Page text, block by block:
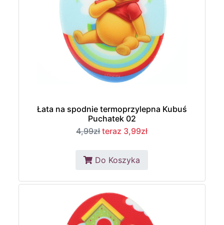
Łata na spodnie termoprzylepna Kubuś
Puchatek 02
4,99zł teraz 3,99zł
Do Koszyka